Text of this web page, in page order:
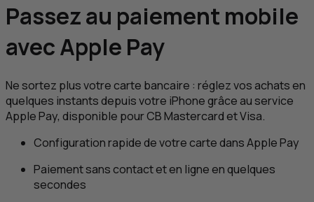
Passez au paiement mobile
avecApple Pay
Ne sortez plus votre carte bancaire : réglez vos achats en
quelques instants depuis votre iPhone grâce au service
Apple Pay, disponible pourCBMastercard et Visa.
Configuration rapide de votre carte dans Apple Pay
Paiement sans contact et en ligne en quelques
secondes